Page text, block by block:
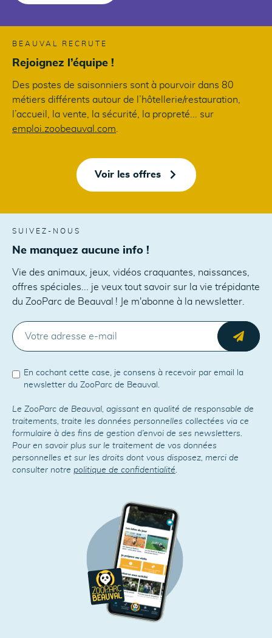
BEAUVAL RECRUTE
Rejoignez l’équipe !
Des postes de saisonniers sont à pourvoir dans 80
métiers différents autour de l’hôtellerie/restauration,
l’accueil, la vente, la sécurité, la propreté... sur
emploi.zoobeauval.com.
Voir les offres
SUIVEZ-NOUS
Ne manquez aucune info !
Vie des animaux, jeux, vidéos craquantes, naissances,
offres spéciales... je veux tout savoir sur la vie trépidante
du ZooParc de Beauval ! Je m'abonne à la newsletter.
En cochant cette case, je consens à recevoir par email la
newsletter du ZooParc de Beauval.
Le ZooParc de Beauval, agissant en qualité de responsable de
traitements, traite les données personnelles collectées via ce
formulaire à des fins de gestion d’envoi de ses newsletters.
Pour en savoir plus sur le traitement de vos données
personnelles et sur les droits dont vous disposez, merci de
consulter notre politique de confidentialité.